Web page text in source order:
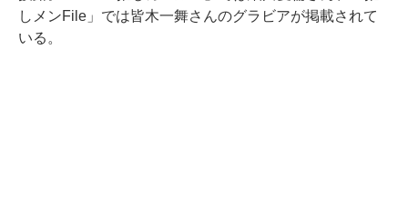
しメンFile」では皆木一舞さんのグラビアが掲載されて
いる。